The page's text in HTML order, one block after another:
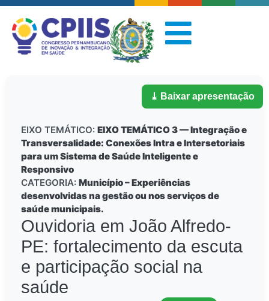
⤓ Baixar apresentação
EIXO TEMÁTICO: EIXO TEMÁTICO 3 — Integração e
Transversalidade: Conexões Intra e Intersetoriais
para um Sistema de Saúde Inteligente e
Responsivo
CATEGORIA: Município – Experiências
desenvolvidas na gestão ou nos serviços de
saúde municipais.
Ouvidoria em João Alfredo-
PE: fortalecimento da escuta
e participação social na
saúde